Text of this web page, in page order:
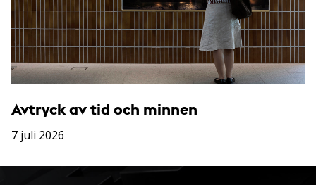
Avtryck av tid och minnen
7 juli 2026